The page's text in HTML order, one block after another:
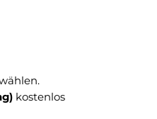
kostenlos